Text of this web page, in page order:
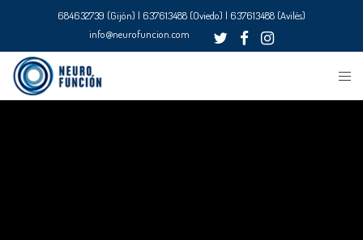
684632739 (Gijón) | 637613488 (Oviedo) | 637613488 (Avilés)
info@neurofuncion.com